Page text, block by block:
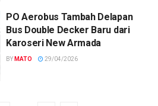
PO Aerobus Tambah Delapan
Bus Double Decker Baru dari
Karoseri New Armada
BY MATO 29/04/2026